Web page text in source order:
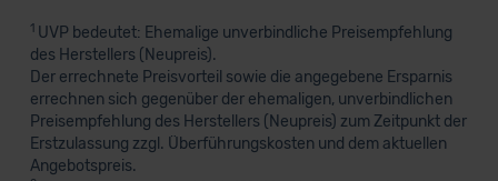
1UVP bedeutet: Ehemalige unverbindliche Preisempfehlung
des Herstellers (Neupreis).
Der errechnete Preisvorteil sowie die angegebene Ersparnis
errechnen sich gegenüber der ehemaligen, unverbindlichen
Preisempfehlung des Herstellers (Neupreis) zum Zeitpunkt der
Erstzulassung zzgl. Überführungskosten und dem aktuellen
Angebotspreis.